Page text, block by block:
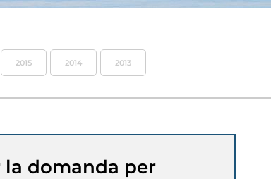
2015 2014 2013
la domanda per